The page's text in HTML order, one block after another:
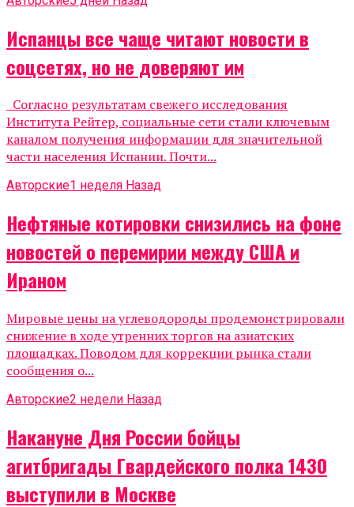
Испанцы все чаще читают новости в
соцсетях, но не доверяют им
Согласно результатам свежего исследования
Института Рейтер, социальные сети стали ключевым
каналом получения информации для значительной
части населения Испании. Почти...
Авторские1 неделя Назад
Нефтяные котировки снизились на фоне
новостей о перемирии между США и
Ираном
Мировые цены на углеводороды продемонстрировали
снижение в ходе утренних торгов на азиатских
площадках. Поводом для коррекции рынка стали
сообщения о...
Авторские2 недели Назад
Накануне Дня России бойцы
агитбригады Гвардейского полка 1430
выступили в Москве